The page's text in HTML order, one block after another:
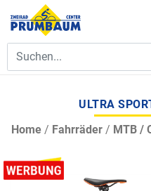
ULTRA
Home / Fahrräder / MTB /